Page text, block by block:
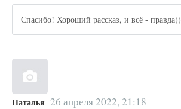
Спасибо! Хороший рассказ, и всё - правда))
Наталья 26 апреля 2022, 21:18